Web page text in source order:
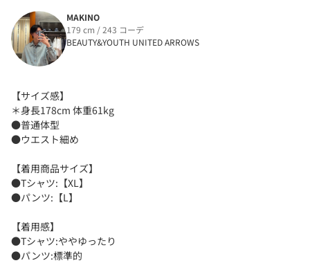
MAKINO
179 cm / 243 コーデ
BEAUTY&YOUTH UNITED ARROWS
【サイズ感】
＊身長178cm 体重61kg
●普通体型
●ウエスト細め
【着用商品サイズ】
●Tシャツ:【XL】
●パンツ:【L】
【着用感】
●Tシャツ:ややゆったり
●パンツ:標準的